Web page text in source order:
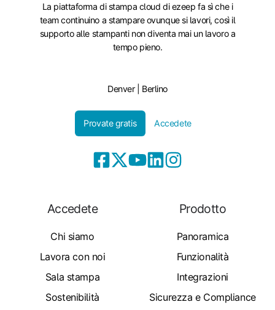
La piattaforma di stampa cloud di ezeep fa sì che i
team continuino a stampare ovunque si lavori, così il
supporto alle stampanti non diventa mai un lavoro a
tempo pieno.
Denver | Berlino
Provate gratis Accedete
Accedete
Chi siamo
Lavora con noi
Sala stampa
Sostenibilità
Prodotto
Panoramica
Funzionalità
Integrazioni
Sicurezza e Compliance